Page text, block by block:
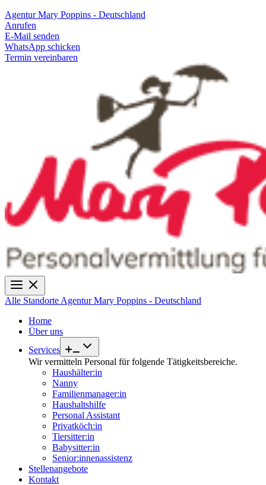
Agentur Mary Poppins - Deutschland
Anrufen
E-Mail senden
WhatsApp schicken
Termin vereinbaren
Alle Standorte Agentur Mary Poppins - Deutschland
Home
Über uns
Services
Wir vermitteln Personal für folgende Tätigkeitsbereiche.
Haushälter:in
Nanny
Familienmanager:in
Haushaltshilfe
Personal Assistant
Privatköch:in
Tiersitter:in
Babysitter:in
Senior:innenassistenz
Stellenangebote
Kontakt